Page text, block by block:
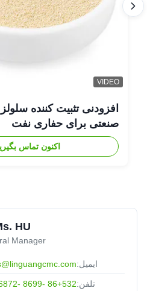
VIDEO
افزودنی تثبیت کننده
صنعتی برای حفاری نفت
اکنون تماس
HU
Manager
ایمیل:
تلفن:86+532 -8699 -6872